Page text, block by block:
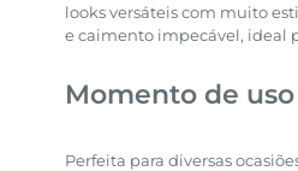
looks versáteis com muito
e caimento impecável, ideal
Momento de uso
Perfeita para diversas